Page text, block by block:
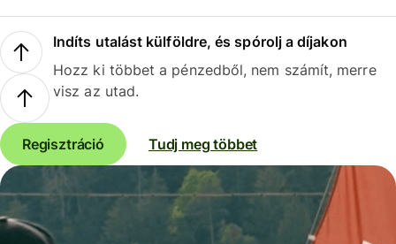
Indíts utalást külföldre, és spórolj a díjakon
Hozz ki többet a pénzedből, nem számít, merre
visz az utad.
Regisztráció Tudj meg többet